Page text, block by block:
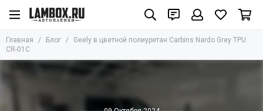
Главная Блог
Geely в цветной полиуретан Carbins Nardo Grey TPU
CR-01C